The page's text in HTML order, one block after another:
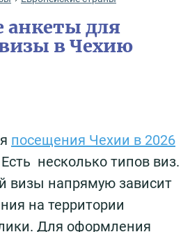
анкеты для
в Чехию
посещения Чехии в 2026
несколько типов виз.
визы напрямую зависит
на территории
Для оформления